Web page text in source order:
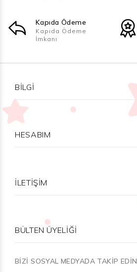
Kapıda Ödeme
Kapıda Ödeme
İmkanı
BILGI
HESABIM
İLETİŞİM
BÜLTEN ÜYELİĞİ
BİZİ SOSYAL MEDYADA TAKİP EDİN